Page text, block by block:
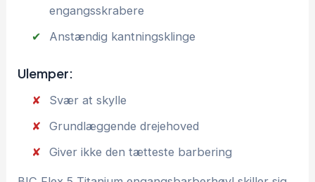
engangsskrabere
Anstændig kantningsklinge
Ulemper:
Svær at skylle
Grundlæggende drejehoved
Giver ikke den tætteste barbering